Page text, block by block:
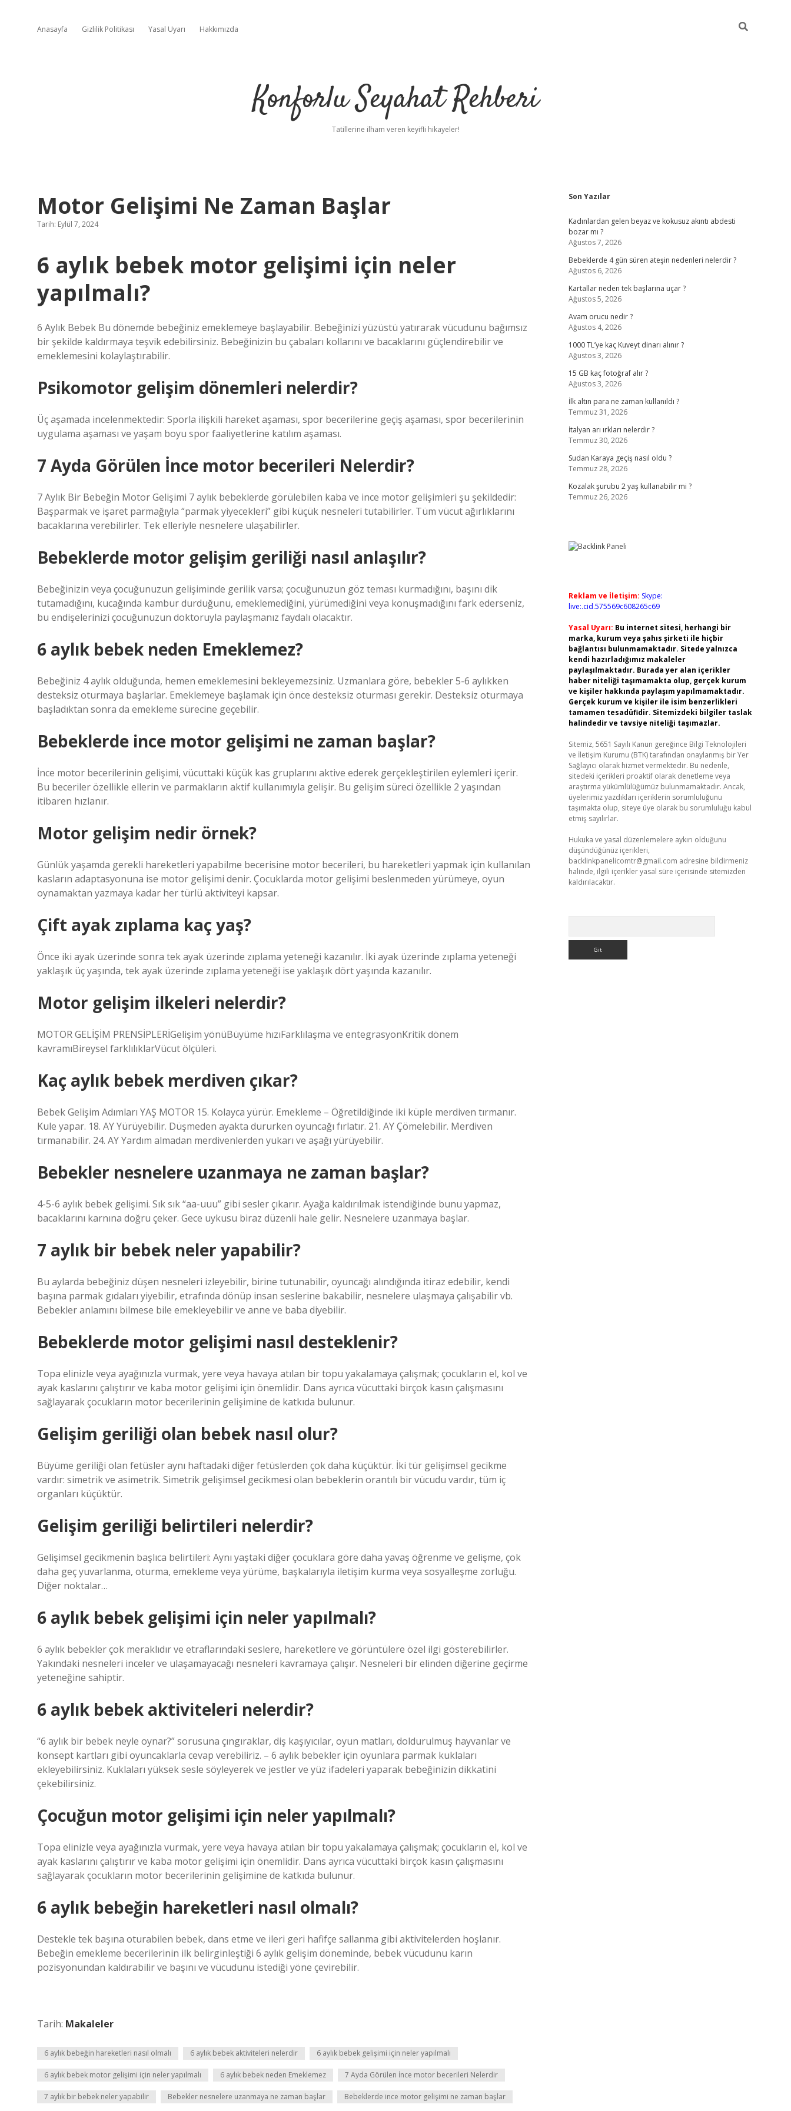
Anasayfa Gizlilik Politikası Yasal Uyarı Hakkımızda
Konforlu Seyahat Rehberi
Tatillerine ilham veren keyifli hikayeler!
Motor Gelişimi Ne Zaman Başlar
Tarih: Eylül 7, 2024
6 aylık bebek motor gelişimi için neler
yapılmalı?
6 Aylık Bebek Bu dönemde bebeğiniz emeklemeye başlayabilir. Bebeğinizi yüzüstü yatırarak vücudunu bağımsız
bir şekilde kaldırmaya teşvik edebilirsiniz. Bebeğinizin bu çabaları kollarını ve bacaklarını güçlendirebilir ve
emeklemesini kolaylaştırabilir.
Psikomotor gelişim dönemleri nelerdir?
Üç aşamada incelenmektedir: Sporla ilişkili hareket aşaması, spor becerilerine geçiş aşaması, spor becerilerinin
uygulama aşaması ve yaşam boyu spor faaliyetlerine katılım aşaması.
7 Ayda Görülen İnce motor becerileri Nelerdir?
7 Aylık Bir Bebeğin Motor Gelişimi 7 aylık bebeklerde görülebilen kaba ve ince motor gelişimleri şu şekildedir:
Başparmak ve işaret parmağıyla “parmak yiyecekleri” gibi küçük nesneleri tutabilirler. Tüm vücut ağırlıklarını
bacaklarına verebilirler. Tek elleriyle nesnelere ulaşabilirler.
Bebeklerde motor gelişim geriliği nasıl anlaşılır?
Bebeğinizin veya çocuğunuzun gelişiminde gerilik varsa; çocuğunuzun göz teması kurmadığını, başını dik
tutamadığını, kucağında kambur durduğunu, emeklemediğini, yürümediğini veya konuşmadığını fark ederseniz,
bu endişelerinizi çocuğunuzun doktoruyla paylaşmanız faydalı olacaktır.
6 aylık bebek neden Emeklemez?
Bebeğiniz 4 aylık olduğunda, hemen emeklemesini bekleyemezsiniz. Uzmanlara göre, bebekler 5-6 aylıkken
desteksiz oturmaya başlarlar. Emeklemeye başlamak için önce desteksiz oturması gerekir. Desteksiz oturmaya
başladıktan sonra da emekleme sürecine geçebilir.
Bebeklerde ince motor gelişimi ne zaman başlar?
İnce motor becerilerinin gelişimi, vücuttaki küçük kas gruplarını aktive ederek gerçekleştirilen eylemleri içerir.
Bu beceriler özellikle ellerin ve parmakların aktif kullanımıyla gelişir. Bu gelişim süreci özellikle 2 yaşından
itibaren hızlanır.
Motor gelişim nedir örnek?
Günlük yaşamda gerekli hareketleri yapabilme becerisine motor becerileri, bu hareketleri yapmak için kullanılan
kasların adaptasyonuna ise motor gelişimi denir. Çocuklarda motor gelişimi beslenmeden yürümeye, oyun
oynamaktan yazmaya kadar her türlü aktiviteyi kapsar.
Çift ayak zıplama kaç yaş?
Önce iki ayak üzerinde sonra tek ayak üzerinde zıplama yeteneği kazanılır. İki ayak üzerinde zıplama yeteneği
yaklaşık üç yaşında, tek ayak üzerinde zıplama yeteneği ise yaklaşık dört yaşında kazanılır.
Motor gelişim ilkeleri nelerdir?
MOTOR GELİŞİM PRENSİPLERİGelişim yönüBüyüme hızıFarklılaşma ve entegrasyonKritik dönem
kavramıBireysel farklılıklarVücut ölçüleri.
Kaç aylık bebek merdiven çıkar?
Bebek Gelişim Adımları YAŞ MOTOR 15. Kolayca yürür. Emekleme – Öğretildiğinde iki küple merdiven tırmanır.
Kule yapar. 18. AY Yürüyebilir. Düşmeden ayakta dururken oyuncağı fırlatır. 21. AY Çömelebilir. Merdiven
tırmanabilir. 24. AY Yardım almadan merdivenlerden yukarı ve aşağı yürüyebilir.
Bebekler nesnelere uzanmaya ne zaman başlar?
4-5-6 aylık bebek gelişimi. Sık sık “aa-uuu” gibi sesler çıkarır. Ayağa kaldırılmak istendiğinde bunu yapmaz,
bacaklarını karnına doğru çeker. Gece uykusu biraz düzenli hale gelir. Nesnelere uzanmaya başlar.
7 aylık bir bebek neler yapabilir?
Bu aylarda bebeğiniz düşen nesneleri izleyebilir, birine tutunabilir, oyuncağı alındığında itiraz edebilir, kendi
başına parmak gıdaları yiyebilir, etrafında dönüp insan seslerine bakabilir, nesnelere ulaşmaya çalışabilir vb.
Bebekler anlamını bilmese bile emekleyebilir ve anne ve baba diyebilir.
Bebeklerde motor gelişimi nasıl desteklenir?
Topa elinizle veya ayağınızla vurmak, yere veya havaya atılan bir topu yakalamaya çalışmak; çocukların el, kol ve
ayak kaslarını çalıştırır ve kaba motor gelişimi için önemlidir. Dans ayrıca vücuttaki birçok kasın çalışmasını
sağlayarak çocukların motor becerilerinin gelişimine de katkıda bulunur.
Gelişim geriliği olan bebek nasıl olur?
Büyüme geriliği olan fetüsler aynı haftadaki diğer fetüslerden çok daha küçüktür. İki tür gelişimsel gecikme
vardır: simetrik ve asimetrik. Simetrik gelişimsel gecikmesi olan bebeklerin orantılı bir vücudu vardır, tüm iç
organları küçüktür.
Gelişim geriliği belirtileri nelerdir?
Gelişimsel gecikmenin başlıca belirtileri: Aynı yaştaki diğer çocuklara göre daha yavaş öğrenme ve gelişme, çok
daha geç yuvarlanma, oturma, emekleme veya yürüme, başkalarıyla iletişim kurma veya sosyalleşme zorluğu.
Diğer noktalar…
6 aylık bebek gelişimi için neler yapılmalı?
6 aylık bebekler çok meraklıdır ve etraflarındaki seslere, hareketlere ve görüntülere özel ilgi gösterebilirler.
Yakındaki nesneleri inceler ve ulaşamayacağı nesneleri kavramaya çalışır. Nesneleri bir elinden diğerine geçirme
yeteneğine sahiptir.
6 aylık bebek aktiviteleri nelerdir?
“6 aylık bir bebek neyle oynar?” sorusuna çıngıraklar, diş kaşıyıcılar, oyun matları, doldurulmuş hayvanlar ve
konsept kartları gibi oyuncaklarla cevap verebiliriz. – 6 aylık bebekler için oyunlara parmak kuklaları
ekleyebilirsiniz. Kuklaları yüksek sesle söyleyerek ve jestler ve yüz ifadeleri yaparak bebeğinizin dikkatini
çekebilirsiniz.
Çocuğun motor gelişimi için neler yapılmalı?
Topa elinizle veya ayağınızla vurmak, yere veya havaya atılan bir topu yakalamaya çalışmak; çocukların el, kol ve
ayak kaslarını çalıştırır ve kaba motor gelişimi için önemlidir. Dans ayrıca vücuttaki birçok kasın çalışmasını
sağlayarak çocukların motor becerilerinin gelişimine de katkıda bulunur.
6 aylık bebeğin hareketleri nasıl olmalı?
Destekle tek başına oturabilen bebek, dans etme ve ileri geri hafifçe sallanma gibi aktivitelerden hoşlanır.
Bebeğin emekleme becerilerinin ilk belirginleştiği 6 aylık gelişim döneminde, bebek vücudunu karın
pozisyonundan kaldırabilir ve başını ve vücudunu istediği yöne çevirebilir.
Tarih: Makaleler
6 aylık bebeğin hareketleri nasıl olmalı 6 aylık bebek aktiviteleri nelerdir 6 aylık bebek gelişimi için neler yapılmalı
6 aylık bebek motor gelişimi için neler yapılmalı 6 aylık bebek neden Emeklemez 7 Ayda Görülen İnce motor becerileri Nelerdir
7 aylık bir bebek neler yapabilir Bebekler nesnelere uzanmaya ne zaman başlar Bebeklerde ince motor gelişimi ne zaman başlar
Sidebar
Son Yazılar
Kadınlardan gelen beyaz ve kokusuz akıntı abdesti
bozar mı ?
Ağustos 7, 2026
Bebeklerde 4 gün süren ateşin nedenleri nelerdir ?
Ağustos 6, 2026
Kartallar neden tek başlarına uçar ?
Ağustos 5, 2026
Avam orucu nedir ?
Ağustos 4, 2026
1000 TL’ye kaç Kuveyt dinarı alınır ?
Ağustos 3, 2026
15 GB kaç fotoğraf alır ?
Ağustos 3, 2026
İlk altın para ne zaman kullanıldı ?
Temmuz 31, 2026
İtalyan arı ırkları nelerdir ?
Temmuz 30, 2026
Sudan Karaya geçiş nasıl oldu ?
Temmuz 28, 2026
Kozalak şurubu 2 yaş kullanabilir mi ?
Temmuz 26, 2026
Reklam ve İletişim: Skype:
live:.cid.575569c608265c69
Yasal Uyarı: Bu internet sitesi, herhangi bir
marka, kurum veya şahıs şirketi ile hiçbir
bağlantısı bulunmamaktadır. Sitede yalnızca
kendi hazırladığımız makaleler
paylaşılmaktadır. Burada yer alan içerikler
haber niteliği taşımamakta olup, gerçek kurum
ve kişiler hakkında paylaşım yapılmamaktadır.
Gerçek kurum ve kişiler ile isim benzerlikleri
tamamen tesadüfidir. Sitemizdeki bilgiler taslak
halindedir ve tavsiye niteliği taşımazlar.
Sitemiz, 5651 Sayılı Kanun gereğince Bilgi Teknolojileri
ve İletişim Kurumu (BTK) tarafından onaylanmış bir Yer
Sağlayıcı olarak hizmet vermektedir. Bu nedenle,
sitedeki içerikleri proaktif olarak denetleme veya
araştırma yükümlülüğümüz bulunmamaktadır. Ancak,
üyelerimiz yazdıkları içeriklerin sorumluluğunu
taşımakta olup, siteye üye olarak bu sorumluluğu kabul
etmiş sayılırlar.
Hukuka ve yasal düzenlemelere aykırı olduğunu
düşündüğünüz içerikleri,
backlinkpanelicomtr@gmail.com adresine bildirmeniz
halinde, ilgili içerikler yasal süre içerisinde sitemizden
kaldırılacaktır.